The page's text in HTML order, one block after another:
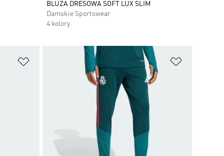
BLUZA DRESOWA SOFT LUX SLIM
Damskie Sportswear
4 kolory
Dodaj do listy życzeń